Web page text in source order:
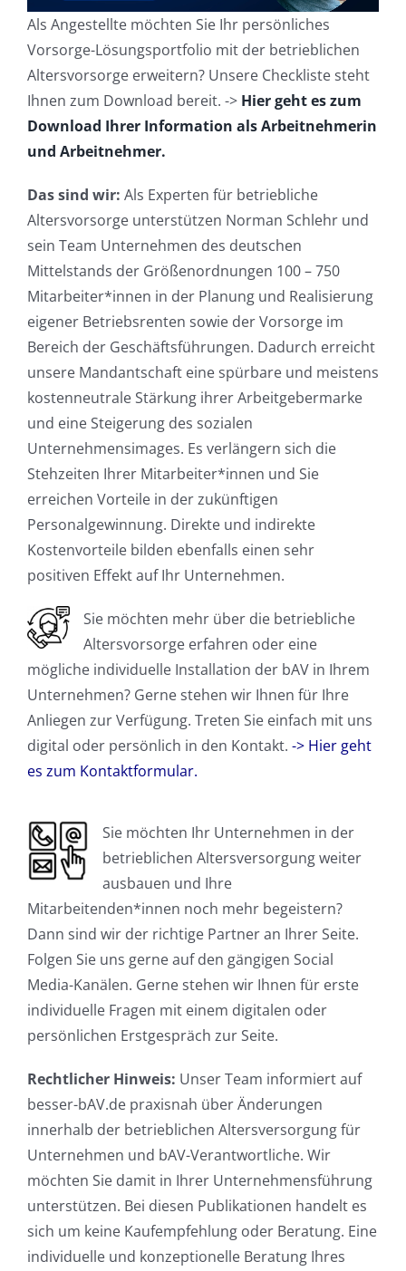
Als Angestellte möchten Sie Ihr persönliches
Vorsorge-Lösungsportfolio mit der betrieblichen
Altersvorsorge erweitern? Unsere Checkliste steht
Ihnen zum Download bereit. -> Hier geht es zum
Download Ihrer Information als Arbeitnehmerin
und Arbeitnehmer.
Das sind wir: Als Experten für betriebliche
Altersvorsorge unterstützen Norman Schlehr und
sein Team Unternehmen des deutschen
Mittelstands der Größenordnungen 100 – 750
Mitarbeiter*innen in der Planung und Realisierung
eigener Betriebsrenten sowie der Vorsorge im
Bereich der Geschäftsführungen. Dadurch erreicht
unsere Mandantschaft eine spürbare und meistens
kostenneutrale Stärkung ihrer Arbeitgebermarke
und eine Steigerung des sozialen
Unternehmensimages. Es verlängern sich die
Stehzeiten Ihrer Mitarbeiter*innen und Sie
erreichen Vorteile in der zukünftigen
Personalgewinnung. Direkte und indirekte
Kostenvorteile bilden ebenfalls einen sehr
positiven Effekt auf Ihr Unternehmen.
Sie möchten mehr über die betriebliche
Altersvorsorge erfahren oder eine
mögliche individuelle Installation der bAV in Ihrem
Unternehmen? Gerne stehen wir Ihnen für Ihre
Anliegen zur Verfügung. Treten Sie einfach mit uns
digital oder persönlich in den Kontakt. -> Hier geht
es zum Kontaktformular.
Sie möchten Ihr Unternehmen in der
betrieblichen Altersversorgung weiter
ausbauen und Ihre
Mitarbeitenden*innen noch mehr begeistern?
Dann sind wir der richtige Partner an Ihrer Seite.
Folgen Sie uns gerne auf den gängigen Social
Media-Kanälen. Gerne stehen wir Ihnen für erste
individuelle Fragen mit einem digitalen oder
persönlichen Erstgespräch zur Seite.
Rechtlicher Hinweis: Unser Team informiert auf
besser-bAV.de praxisnah über Änderungen
innerhalb der betrieblichen Altersversorgung für
Unternehmen und bAV-Verantwortliche. Wir
möchten Sie damit in Ihrer Unternehmensführung
unterstützen. Bei diesen Publikationen handelt es
sich um keine Kaufempfehlung oder Beratung. Eine
individuelle und konzeptionelle Beratung Ihres